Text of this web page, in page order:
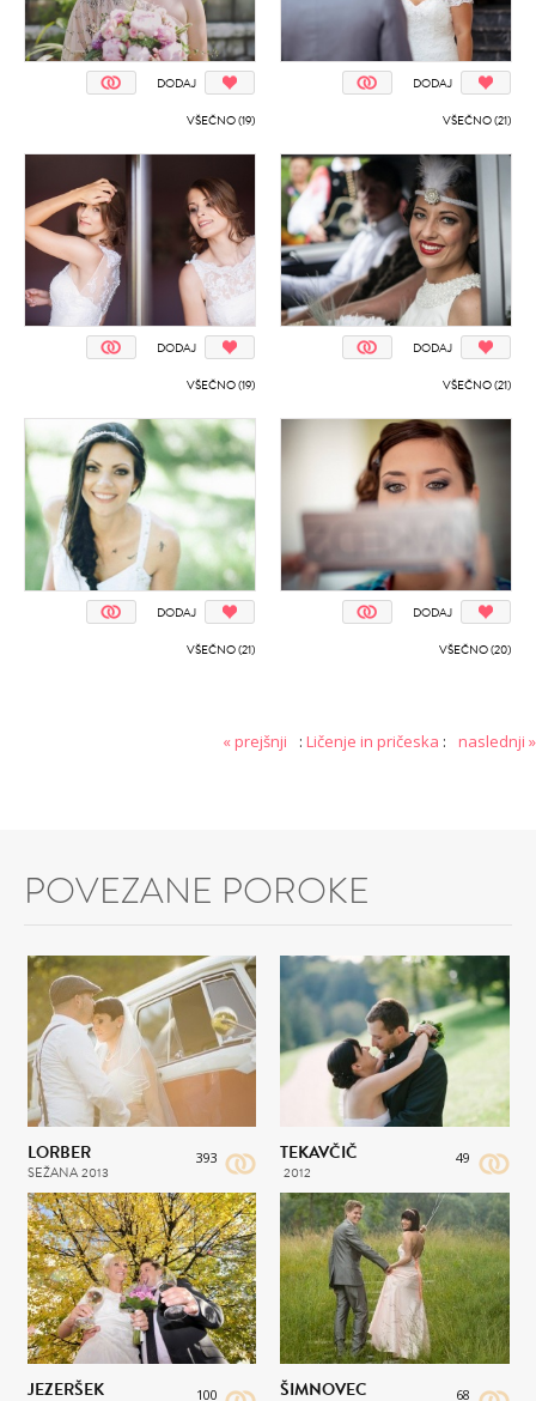
DODAJ
VŠEČNO (19)
DODAJ
VŠEČNO (21)
DODAJ
VŠEČNO (19)
DODAJ
VŠEČNO (21)
DODAJ
VŠEČNO (21)
DODAJ
VŠEČNO (20)
« prejšnji : Ličenje in pričeska : naslednji »
POVEZANE POROKE
393
LORBER
SEŽANA 2013
49
TEKAVČIČ
2012
100
JEZERŠEK 68
ŠIMNOVEC